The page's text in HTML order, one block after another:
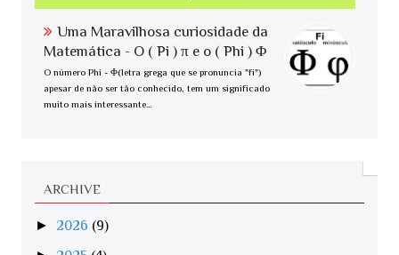
Uma Maravilhosa curiosidade da
Matemática - O ( Pi ) π e o ( Phi ) Φ
O número Phi - Φ(letra grega que se pronuncia "fi")
apesar de não ser tão conhecido, tem um significado
muito mais interessante...
ARCHIVE
► 2026 (9)